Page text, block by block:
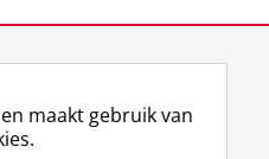
maakt gebruik van